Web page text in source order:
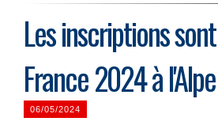
Les inscriptions
France 2024 à
06/05/2024